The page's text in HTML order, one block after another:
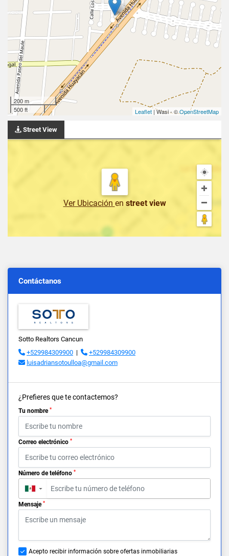
200 m
500 ft
Leaflet | Wasi - ©OpenStreetMap
Street View
Ver Ubicación en street view
Contáctanos
Sotto Realtors Cancun
+529984309900 |
+529984309900
luisadriansotoulloa@gmail.com
¿Prefieres que te contactemos?
Tu nombre *
Correo electrónico *
Número de teléfono *
▼
Mensaje *
Acepto recibir información sobre ofertas inmobiliarias